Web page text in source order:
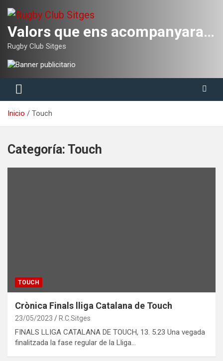
contenido
Valors que ens acompanyaran tota la vida
Rugby Club Sitges
Inicio Touch
Categoría: Touch
TOUCH
Crònica Finals lliga Catalana de Touch
23/05/2023 R.C.Sitges
FINALS LLIGA CATALANA DE TOUCH, 13. 5.23 Una vegada
finalitzada la fase regular de la Lliga…